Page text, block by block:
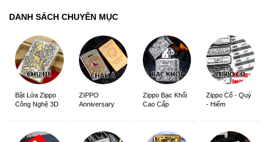
DANH SÁCH CHUYÊN MỤC
Bật Lửa Zippo
Công Nghệ 3D
ZIPPO
Anniversary
Zippo Bạc Khối
Cao Cấp
Zippo Cổ - Quý
- Hiếm